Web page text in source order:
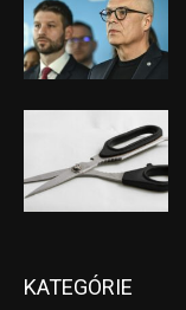
KATEGÓRIE